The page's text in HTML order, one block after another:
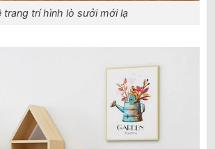
trang trí hình lò sưởi mới lạ